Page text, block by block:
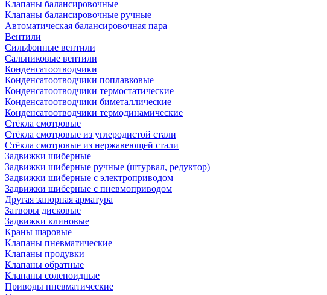
Клапаны балансировочные
Клапаны балансировочные ручные
Автоматическая балансировочная пара
Вентили
Сильфонные вентили
Сальниковые вентили
Конденсатоотводчики
Конденсатоотводчики поплавковые
Конденсатоотводчики термостатические
Конденсатоотводчики биметаллические
Конденсатоотводчики термодинамические
Стёкла смотровые
Стёкла смотровые из углеродистой стали
Стёкла смотровые из нержавеющей стали
Задвижки шиберные
Задвижки шиберные ручные (штурвал, редуктор)
Задвижки шиберные с электроприводом
Задвижки шиберные с пневмоприводом
Другая запорная арматура
Затворы дисковые
Задвижки клиновые
Краны шаровые
Клапаны пневматические
Клапаны продувки
Клапаны обратные
Клапаны соленоидные
Приводы пневматические